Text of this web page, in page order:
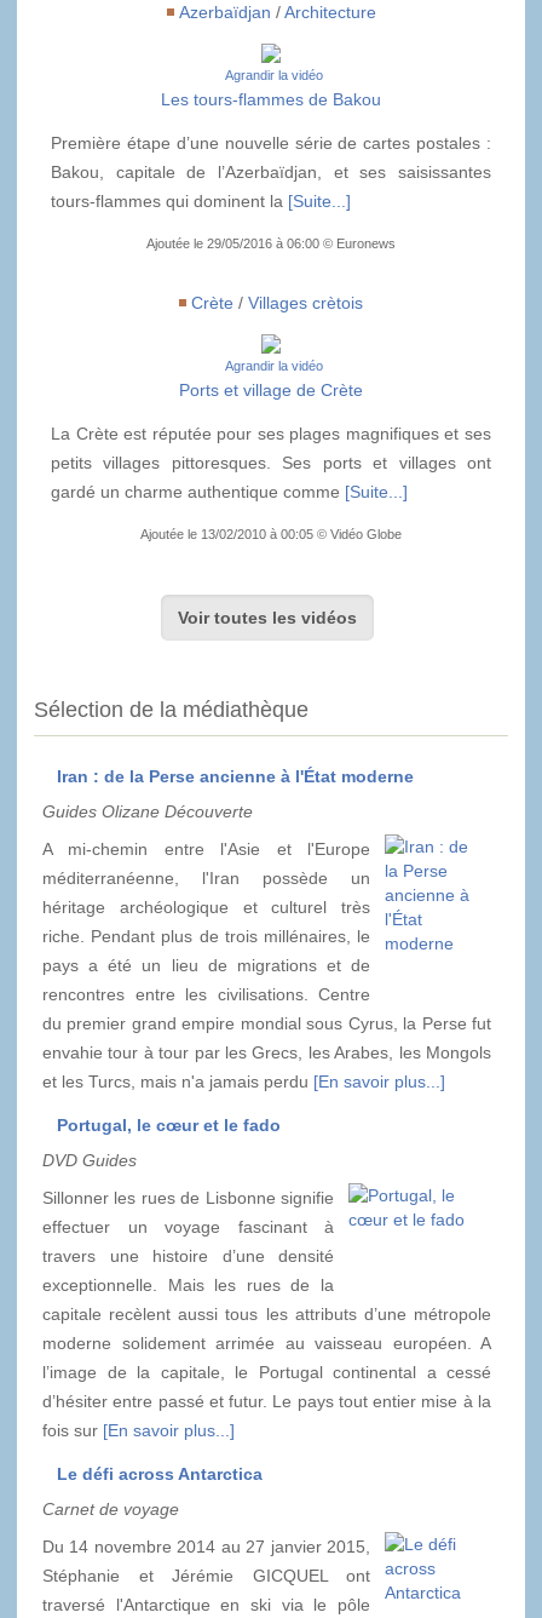
Azerbaïdjan /Architecture
Agrandir la vidéo
Les tours-flammes de Bakou
Première étape d’une nouvelle série de cartes postales :
Bakou, capitale de l’Azerbaïdjan, et ses saisissantes
tours-flammes qui dominent la [Suite...]
Ajoutée le 29/05/2016 à 06:00 © Euronews
Crète / Villages crètois
Agrandir la vidéo
Ports et village de Crète
La Crète est réputée pour ses plages magnifiques et ses
petits villages pittoresques. Ses ports et villages ont
gardé un charme authentique comme [Suite...]
Ajoutée le 13/02/2010 à 00:05 © Vidéo Globe
Voir toutes les vidéos
Sélection de la médiathèque
Iran : de la Perse ancienne à l'État moderne
Guides Olizane Découverte
A mi-chemin entre l'Asie et l'Europe
méditerranéenne, l'Iran possède un
héritage archéologique et culturel très
riche. Pendant plus de trois millénaires, le
pays a été un lieu de migrations et de
rencontres entre les civilisations. Centre
du premier grand empire mondial sous Cyrus, la Perse fut
envahie tour à tour par les Grecs, les Arabes, les Mongols
et les Turcs, mais n'a jamais perdu [En savoir plus...]
Portugal, le cœur et le fado
DVD Guides
Sillonner les rues de Lisbonne signifie
effectuer un voyage fascinant à
travers une histoire d’une densité
exceptionnelle. Mais les rues de la
capitale recèlent aussi tous les attributs d’une métropole
moderne solidement arrimée au vaisseau européen. A
l’image de la capitale, le Portugal continental a cessé
d’hésiter entre passé et futur. Le pays tout entier mise à la
fois sur [En savoir plus...]
Le défi across Antarctica
Carnet de voyage
Du 14 novembre 2014 au 27 janvier 2015,
Stéphanie et Jérémie GICQUEL ont
traversé l'Antarctique en ski via le pôle